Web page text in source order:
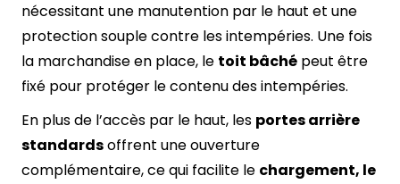
nécessitant une manutention par le haut et une
protection souple contre les intempéries. Une fois
la marchandise en place, le toit bâché peut être
fixé pour protéger le contenu des intempéries.
En plus de l’accès par le haut, les portes arrière
standardsoffrent une ouverture
complémentaire, ce qui facilite le chargement, le